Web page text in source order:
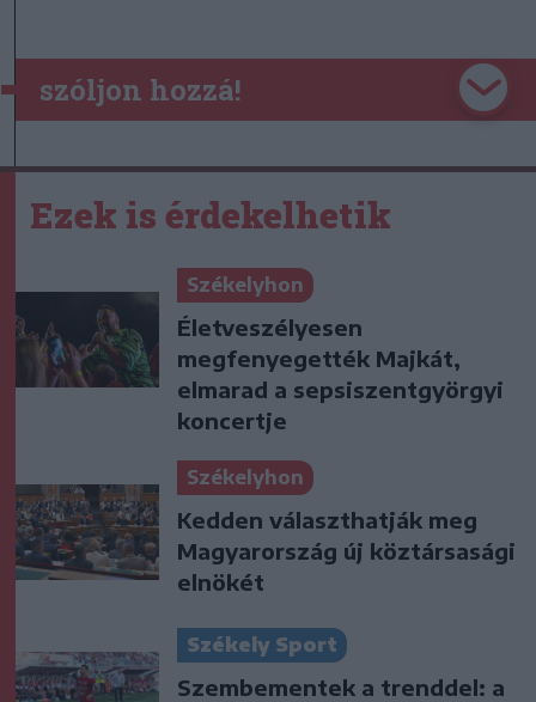
szóljon hozzá!
Ezek is érdekelhetik
Székelyhon
Életveszélyesen
megfenyegették Majkát,
elmarad a sepsiszentgyörgyi
koncertje
Székelyhon
Kedden választhatják meg
Magyarország új köztársasági
elnökét
Székely Sport
Szembementek a trenddel: a